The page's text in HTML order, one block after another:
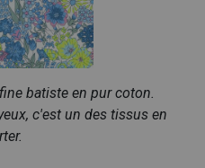
batiste en pur coton.
c'est un des tissus en